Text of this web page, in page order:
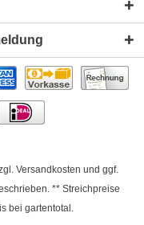
Versandkosten und ggf.
** Streichpreise
bei gartentotal.